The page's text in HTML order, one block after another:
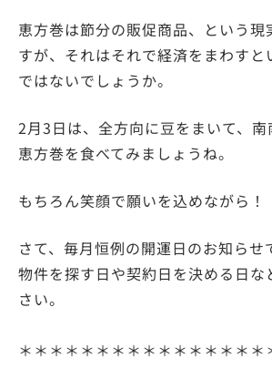
恵方巻は節分の販促商品、という現
すが、それはそれで経済をまわすと
ではないでしょうか。
2月3日は、全方向に豆をまいて、南
恵方巻を食べてみましょうね。
もちろん笑顔で願いを込めながら！
さて、毎月恒例の開運日のお知らせ
物件を探す日や契約日を決める日な
さい。
＊＊＊＊＊＊＊＊＊＊＊＊＊＊＊＊